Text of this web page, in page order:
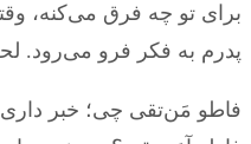
برای تو چه فرق می‌کنه،
پدرم به فکر فرو می‌رود.
فاطو مَن‌تقی چی؛ خبر